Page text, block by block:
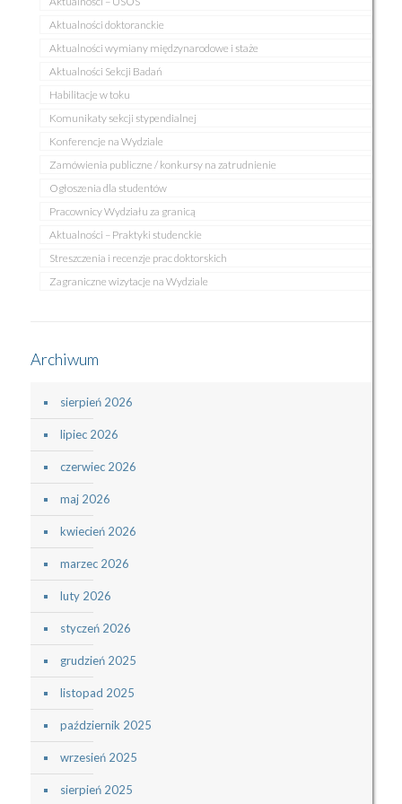
Aktualności doktoranckie
Aktualności wymiany międzynarodowe i staże
Aktualności Sekcji Badań
Habilitacje w toku
Komunikaty sekcji stypendialnej
Konferencje na Wydziale
Zamówienia publiczne / konkursy na zatrudnienie
Ogłoszenia dla studentów
Pracownicy Wydziału za granicą
Aktualności – Praktyki studenckie
Streszczenia i recenzje prac doktorskich
Zagraniczne wizytacje na Wydziale
Archiwum
sierpień 2026
lipiec 2026
czerwiec 2026
maj 2026
kwiecień 2026
marzec 2026
luty 2026
styczeń 2026
grudzień 2025
listopad 2025
październik 2025
wrzesień 2025
sierpień 2025